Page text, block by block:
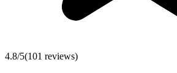
4.8/5(101 reviews)